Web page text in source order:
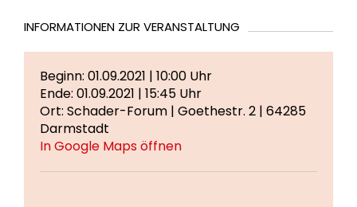
INFORMATIONEN ZUR VERANSTALTUNG
Beginn: 01.09.2021 | 10:00 Uhr
Ende: 01.09.2021 | 15:45 Uhr
Ort: Schader-Forum | Goethestr. 2 | 64285
Darmstadt
In Google Maps öffnen